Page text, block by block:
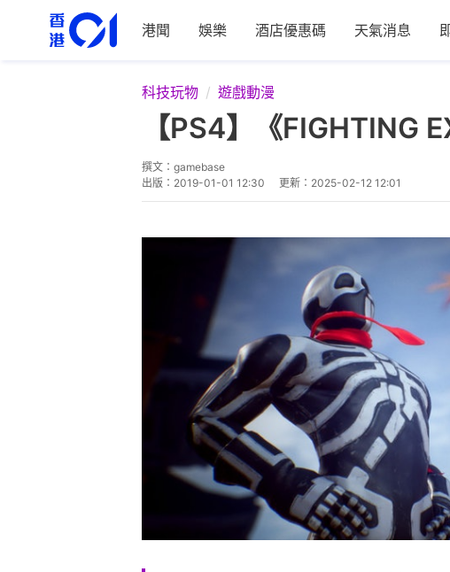
港聞 娛樂 酒店優惠碼 天氣消息
科技玩物 遊戲動漫
【PS4】《FIGHTING
撰文： gamebase
出版： 2019-01-01 12:30 更新： 2025-02-12 12:01